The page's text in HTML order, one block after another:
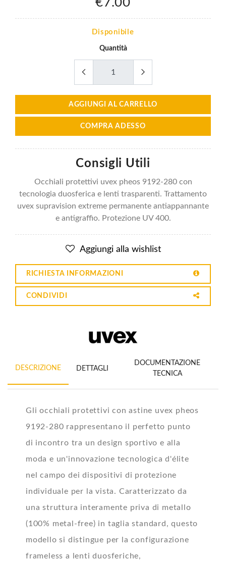
€7.00
Disponibile
Quantità
AGGIUNGI AL CARRELLO
COMPRA ADESSO
Consigli Utili
Occhiali protettivi uvex pheos 9192-280 con
tecnologia duosferica e lenti trasparenti. Trattamento
uvex supravision extreme permanente antiappannante
e antigraffio. Protezione UV 400.
Aggiungi alla wishlist
RICHIESTA INFORMAZIONI
CONDIVIDI
DESCRIZIONE DETTAGLI
DOCUMENTAZIONE
TECNICA
Gli occhiali protettivi con astine uvex pheos
9192-280 rappresentano il perfetto punto
di incontro tra un design sportivo e alla
moda e un'innovazione tecnologica d'élite
nel campo dei dispositivi di protezione
individuale per la vista. Caratterizzato da
una struttura interamente priva di metallo
(100% metal-free) in taglia standard, questo
modello si distingue per la configurazione
frameless a lenti duosferiche,